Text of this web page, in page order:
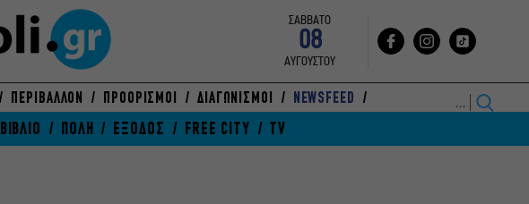
ΣΑΒΒΑΤΟ
08
ΑΥΓΟΥΣΤΟΥ
ΠΕΡΙΒΑΛΛΟΝ ΠΡΟΟΡΙΣΜΟΙ ΔΙΑΓΩΝΙΣΜΟΙ NEWSFEED
ΒΙΒΛΙΟ ΠΟΛΗ ΕΞΟΔΟΣ FREE CITY TV